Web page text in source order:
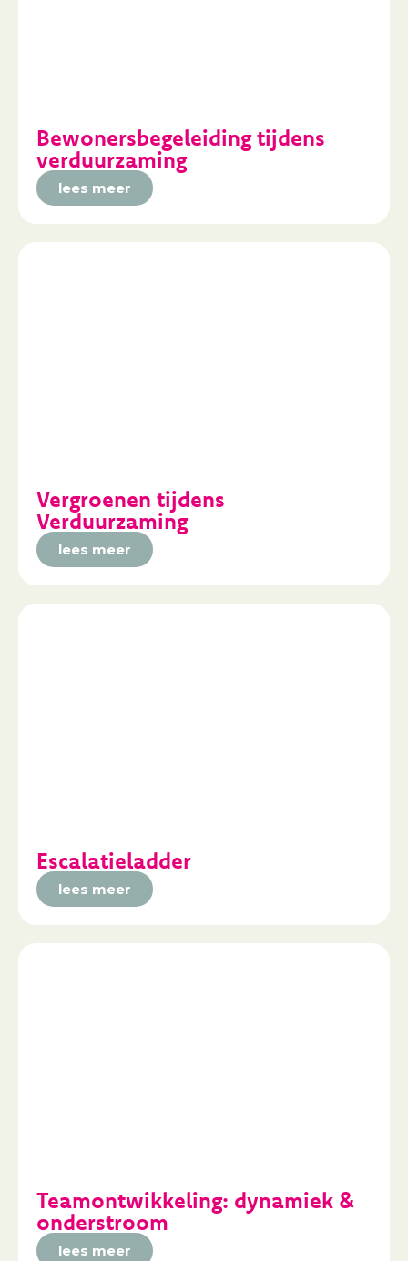
Bewonersbegeleiding tijdens
verduurzaming
lees meer
Vergroenen tijdens
Verduurzaming
lees meer
Escalatieladder
lees meer
Teamontwikkeling: dynamiek &
onderstroom
lees meer